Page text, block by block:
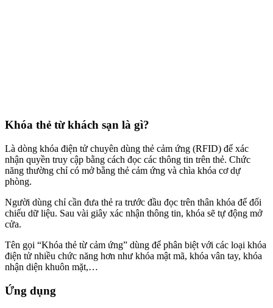
Khóa thẻ từ khách sạn là gì?
Là dòng khóa điện tử chuyên dùng thẻ cảm ứng (RFID) để xác
nhận quyền truy cập bằng cách đọc các thông tin trên thẻ. Chức
năng thường chỉ có mở bằng thẻ cảm ứng và chìa khóa cơ dự
phòng.
Người dùng chỉ cần đưa thẻ ra trước đầu đọc trên thân khóa để đối
chiếu dữ liệu. Sau vài giây xác nhận thông tin, khóa sẽ tự động mở
cửa.
Tên gọi “Khóa thẻ từ cảm ứng” dùng để phân biệt với các loại khóa
điện tử nhiều chức năng hơn như khóa mật mã, khóa vân tay, khóa
nhận diện khuôn mặt,…
Ứng dụng